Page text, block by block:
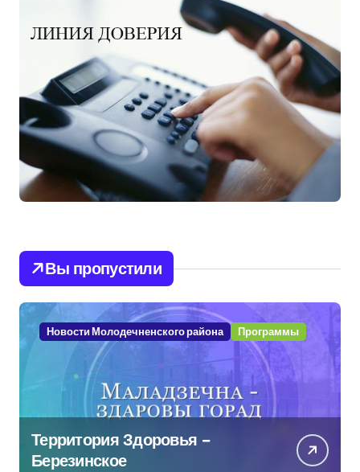
Вы пропустили
Новости Молодечненского района Программы
Территория Здоровья –
Березинское